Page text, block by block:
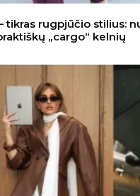
tikras rugpjūčio stilius:
„cargo“ kelnių